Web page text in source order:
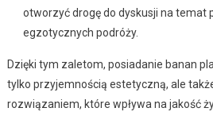
otworzyć drogę do dyskusji na temat
egzotycznych podróży.
Dzięki tym zaletom, posiadanie banan
tylko przyjemnością estetyczną, ale
rozwiązaniem, które wpływa na jakość